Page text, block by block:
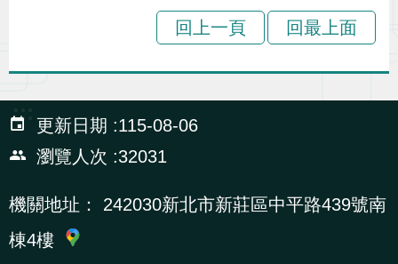
回上一頁 回最上面
:::
更新日期
115-08-06
瀏覽人次
32031
機關地址：
242030新北市新莊區中平路439號南
棟4樓